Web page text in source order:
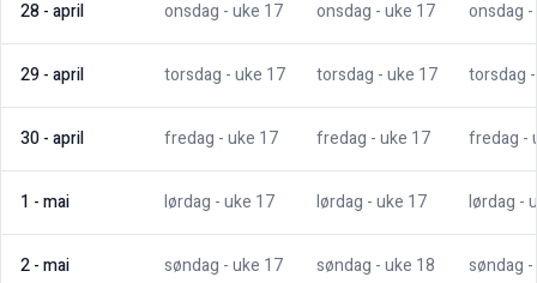
28-april onsdag - uke 17 onsdag - uke 17 onsdag
29-april torsdag - uke 17 torsdag - uke 17 torsdag
30-april fredag - uke 17 fredag - uke 17 fredag -
1 -mai lørdag - uke 17 lørdag - uke 17 lørdag -
2-mai søndag - uke 17 søndag - uke 18 søndag